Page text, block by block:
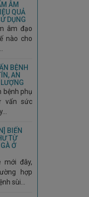
ÂM
QUẢ
DỤNG
âm đạo
nào cho
BỆNH
AN
bệnh phụ
vấn sức
BIẾN
TỪ
Ở
mới đây,
hợp
sùi...